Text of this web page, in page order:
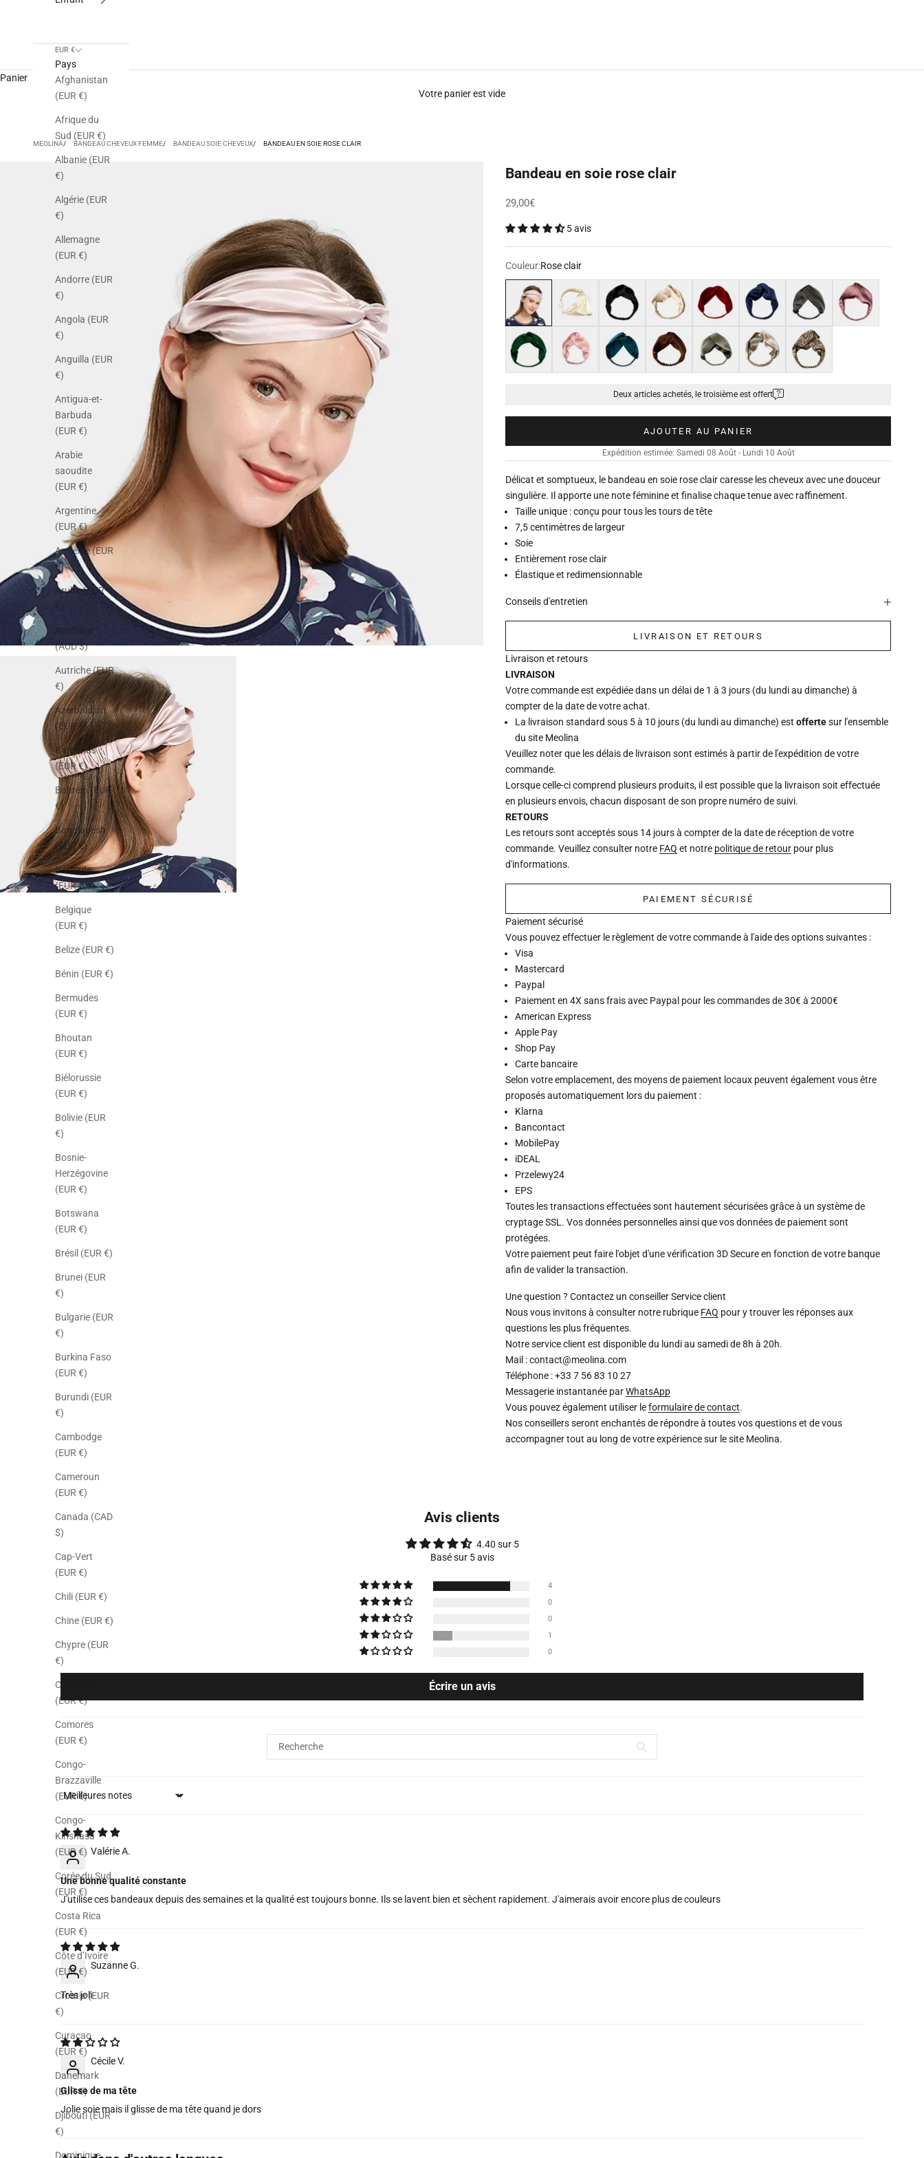
EUR €
Pays
Afghanistan
(EUR €)
Afrique du
Sud (EUR €)
Albanie (EUR
€)
Algérie (EUR
€)
Allemagne
(EUR €)
Andorre (EUR
€)
Angola (EUR
€)
Anguilla (EUR
€)
Antigua-et-
Barbuda
(EUR €)
Arabie
saoudite
(EUR €)
Argentine
(EUR €)
Arménie (EUR
€)
Aruba (EUR
€)
Australie
(AUD $)
Autriche (EUR
€)
Azerbaïdjan
(EUR €)
Bahamas
(EUR €)
Bahreïn (EUR
€)
Bangladesh
(EUR €)
Barbade
(EUR €)
Belgique
(EUR €)
Belize (EUR €)
Bénin (EUR €)
Bermudes
(EUR €)
Bhoutan
(EUR €)
Biélorussie
(EUR €)
Bolivie (EUR
€)
Bosnie-
Herzégovine
(EUR €)
Botswana
(EUR €)
Brésil (EUR €)
Brunei (EUR
€)
Bulgarie (EUR
€)
Burkina Faso
(EUR €)
Burundi (EUR
€)
Cambodge
(EUR €)
Cameroun
(EUR €)
Canada (CAD
$)
Cap-Vert
(EUR €)
Chili (EUR €)
Chine (EUR €)
Chypre (EUR
€)
Colombie
(EUR €)
Comores
(EUR €)
Congo-
Brazzaville
(EUR €)
Congo-
Kinshasa
(EUR €)
Corée du Sud
(EUR €)
Costa Rica
(EUR €)
Côte d’Ivoire
(EUR €)
Croatie (EUR
€)
Curaçao
(EUR €)
Danemark
(EUR €)
Djibouti (EUR
€)
Dominique
Panier
Votre panier est vide
MEOLINA BANDEAU CHEVEUX FEMME BANDEAU SOIE CHEVEUX BANDEAU EN SOIE ROSE CLAIR
Bandeau en soie rose clair
Prix de vente
29,00€
5 avis
Couleur:Rose clair
Rose clair
Blanc Noir Beige Rouge Bleu marine Gris Violet
Vert Rose Bleu Marron Kaki Beige sable Léopard
Deux articles achetés, le troisième est offert
AJOUTER AU PANIER
Expédition estimée: Samedi 08 Août - Lundi 10 Août
Délicat et somptueux, le bandeau en soie rose clair caresse les cheveux avec une douceur
singulière. Il apporte une note féminine et finalise chaque tenue avec raffinement.
Taille unique : conçu pour tous les tours de tête
7,5 centimètres de largeur
Soie
Entièrement rose clair
Élastique et redimensionnable
Conseils d'entretien
LIVRAISON ET RETOURS
Livraison et retours
LIVRAISON
Votre commande est expédiée dans un délai de 1 à 3 jours (du lundi au dimanche) à
compter de la date de votre achat.
La livraison standard sous 5 à 10 jours (du lundi au dimanche) estoffertesur l'ensemble
du site Meolina
Veuillez noter que les délais de livraison sont estimés à partir de l'expédition de votre
commande.
Lorsque celle-ci comprend plusieurs produits, il est possible que la livraison soit effectuée
en plusieurs envois, chacun disposant de son propre numéro de suivi.
RETOURS
Les retours sont acceptés sous 14 jours à compter de la date de réception de votre
commande. Veuillez consulter notre FAQ et notre politique de retour pour plus
d'informations.
PAIEMENT SÉCURISÉ
Paiement sécurisé
Vous pouvez effectuer le règlement de votre commande à l'aide des options suivantes :
Visa
Mastercard
Paypal
Paiement en 4X sans frais avec Paypal pour les commandes de 30€ à 2000€
American Express
Apple Pay
Shop Pay
Carte bancaire
Selon votre emplacement, des moyens de paiement locaux peuvent également vous être
proposés automatiquement lors du paiement :
Klarna
Bancontact
MobilePay
iDEAL
Przelewy24
EPS
Toutes les transactions effectuées sont hautement sécurisées grâce à un système de
cryptage SSL. Vos données personnelles ainsi que vos données de paiement sont
protégées.
Votre paiement peut faire l'objet d'une vérification 3D Secure en fonction de votre banque
afin de valider la transaction.
Une question ? Contactez un conseiller Service client
Nous vous invitons à consulter notre rubrique FAQ pour y trouver les réponses aux
questions les plus fréquentes.
Notre service client est disponible du lundi au samedi de 8h à 20h.
Mail : contact@meolina.com
Téléphone : +33 7 56 83 10 27
Messagerie instantanée parWhatsApp
Vous pouvez également utiliser leformulaire de contact.
Nos conseillers seront enchantés de répondre à toutes vos questions et de vous
accompagner tout au long de votre expérience sur le site Meolina.
Avis clients
4.40 sur 5
Basé sur 5 avis
4
0
0
1
0
Écrire un avis
Sort by
Valérie A.
Une bonne qualité constante
J'utilise ces bandeaux depuis des semaines et la qualité est toujours bonne. Ils se lavent bien et sèchent rapidement. J'aimerais avoir encore plus de couleurs
Suzanne G.
Très joli
Cécile V.
Glisse de ma tête
Jolie soie mais il glisse de ma tête quand je dors